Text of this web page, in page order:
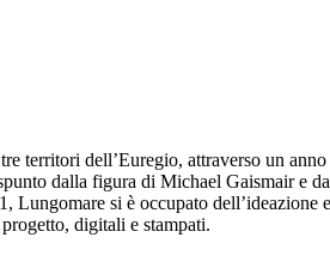
territori dell’Euregio, attraverso un
dalla figura di Michael Gaismair e
Lungomare si è occupato dell’ideazione
digitali e stampati.